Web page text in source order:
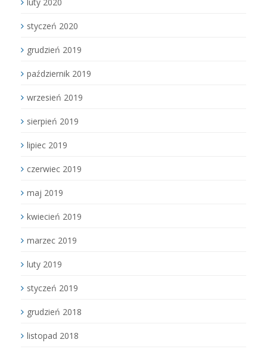
styczeń 2020
grudzień 2019
październik 2019
wrzesień 2019
sierpień 2019
lipiec 2019
czerwiec 2019
maj 2019
kwiecień 2019
marzec 2019
luty 2019
styczeń 2019
grudzień 2018
listopad 2018